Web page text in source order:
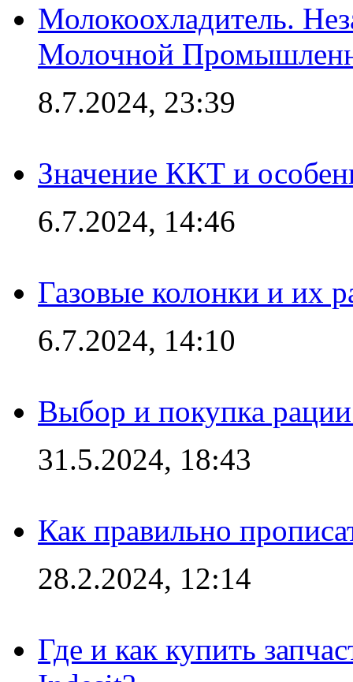
Молокоохладитель.
Молочной
8.7.2024, 23:39
Значение ККТ и
6.7.2024, 14:46
Газовые колонки и их
6.7.2024, 14:10
Выбор и покупка
31.5.2024, 18:43
Как правильно
28.2.2024, 12:14
Где и как купить